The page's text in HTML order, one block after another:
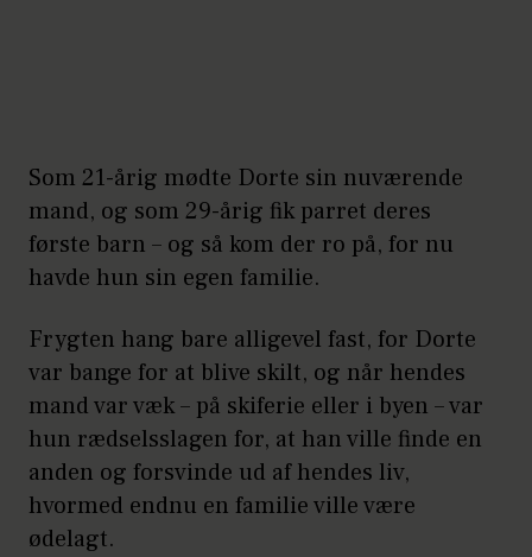
Som 21-årig mødte Dorte sin nuværende
mand, og som 29-årig fik parret deres
første barn – og så kom der ro på, for nu
havde hun sin egen familie.
Frygten hang bare alligevel fast, for Dorte
var bange for at blive skilt, og når hendes
mand var væk – på skiferie eller i byen – var
hun rædselsslagen for, at han ville finde en
anden og forsvinde ud af hendes liv,
hvormed endnu en familie ville være
ødelagt.